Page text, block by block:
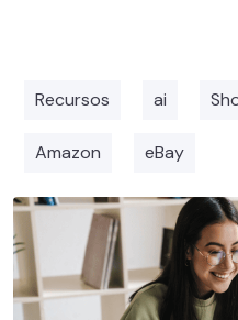
Recursos ai
Amazon eBay